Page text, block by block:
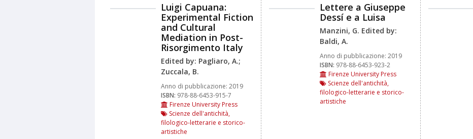
Luigi Capuana:
Experimental Fiction
and Cultural
Mediation in Post-
Risorgimento Italy
Edited by: Pagliaro, A.;
Zuccala, B.
Anno di pubblicazione: 2019
ISBN: 978-88-6453-915-7
Firenze University Press
Scienze dell'antichità,
filologico-letterarie e storico-
artistiche
Lettere a Giuseppe
Dessí e a Luisa
Manzini, G. Edited by:
Baldi, A.
Anno di pubblicazione: 2019
ISBN: 978-88-6453-923-2
Firenze University Press
Scienze dell'antichità,
filologico-letterarie e storico-
artistiche